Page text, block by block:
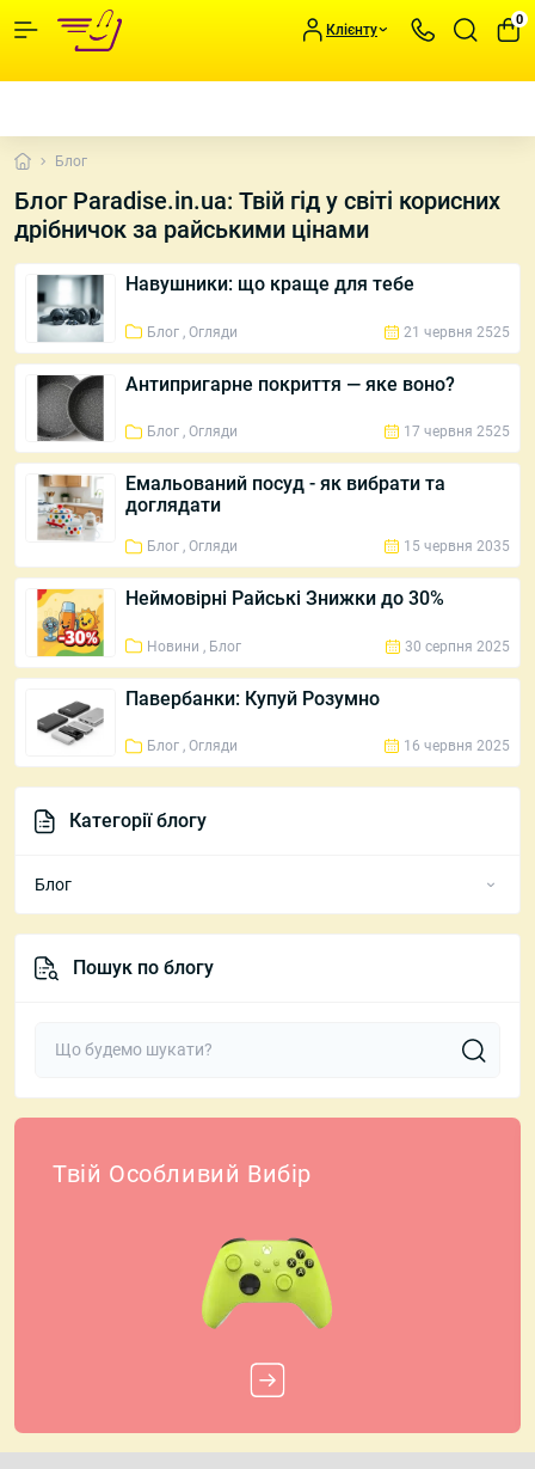
Клієнту
0
Блог
Блог Paradise.in.ua: Твій гід у світі корисних
дрібничок за райськими цінами
Навушники: що краще для тебе
Блог , Огляди 21 червня 2525
Антипригарне покриття — яке воно?
Блог , Огляди 17 червня 2525
Емальований посуд - як вибрати та
доглядати
Блог , Огляди 15 червня 2035
Неймовірні Райські Знижки до 30%
Новини , Блог 30 серпня 2025
Павербанки: Купуй Розумно
Блог , Огляди 16 червня 2025
Категорії блогу
Блог
Пошук по блогу
Твій Особливий Вибір